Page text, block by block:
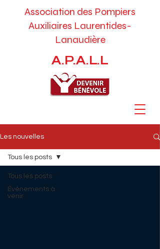
Association des Pompiers
Auxiliaires Laurentides-
Lanaudière
A.P.A.L.L
Les nouvelles
Tous les posts
Événements à
venir
Tous les posts